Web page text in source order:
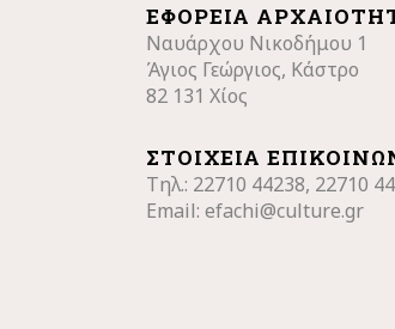
ΕΦΟΡΕΊΑ
Ναυάρχου Νικοδήμου 1
Άγιος Γεώργιος, Κάστρο
82 131 Χίος
ΣΤΟΙΧΕΊΑ
Τηλ.: 22710 44238, 22710
Email: efachi@culture.gr